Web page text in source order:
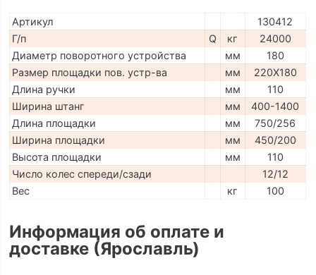
Артикул
130412
Г/п
Q кг
24000
Диаметр поворотного устройства
мм
180
Размер площадки пов. устр-ва
мм
220X180
Длина ручки
мм
110
Ширина штанг
мм
400-1400
Длина площадки
мм
750/256
Ширина площадки
мм
450/200
Высота площадки
мм
110
Число колес спереди/сзади
12/12
Вес
кг 100
Информация об оплате и
доставке (Ярославль)